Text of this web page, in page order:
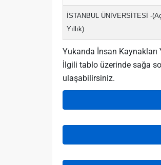
İSTANBUL ÜNİVERSİTESİ -
Yıllık)
Yukarıda İnsan
İlgili tablo üzerinde sağa
ulaşabilirsiniz.